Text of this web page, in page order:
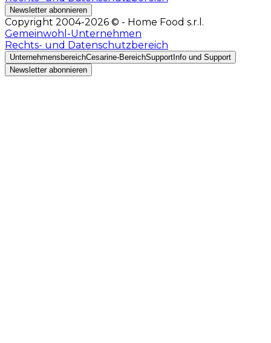
Newsletter abonnieren
Copyright 2004-2026 © - Home Food s.r.l.
Gemeinwohl-Unternehmen
Rechts- und Datenschutzbereich
UnternehmensbereichCesarine-BereichSupport Info und Support
Newsletter abonnieren